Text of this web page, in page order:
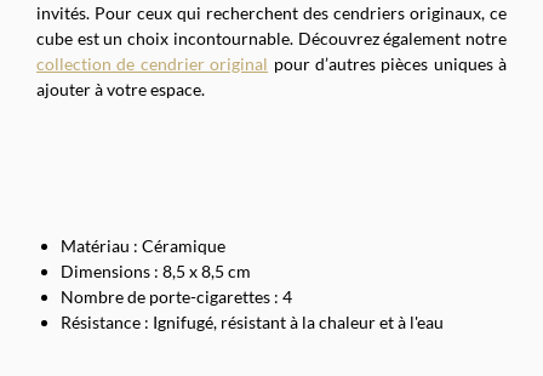
invités. Pour ceux qui recherchent des cendriers originaux, ce
cube est un choix incontournable. Découvrez également notre
collection de cendrier original pour d’autres pièces uniques à
ajouter à votre espace.
Matériau : Céramique
Dimensions : 8,5 x 8,5 cm
Nombre de porte-cigarettes : 4
Résistance : Ignifugé, résistant à la chaleur et à l'eau